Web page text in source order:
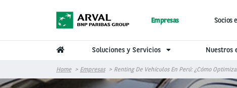
Empresas Socios
Soluciones y Servicios Nuestros
Home Empresas Renting De Vehículos En Perú: ¿Cómo